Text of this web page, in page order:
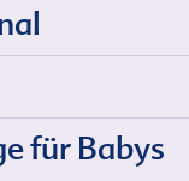
für Babys